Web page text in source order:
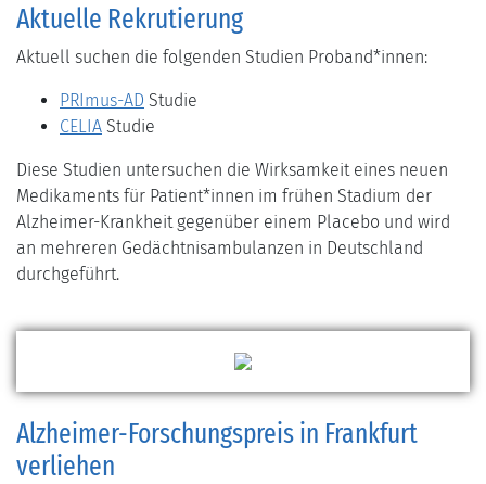
Aktuelle Rekrutierung
Aktuell suchen die folgenden Studien Proband*innen:
PRImus-AD Studie
CELIA Studie
Diese Studien untersuchen die Wirksamkeit eines neuen
Medikaments für Patient*innen im frühen Stadium der
Alzheimer-Krankheit gegenüber einem Placebo und wird
an mehreren Gedächtnisambulanzen in Deutschland
durchgeführt.
Alzheimer-Forschungspreis in Frankfurt
verliehen